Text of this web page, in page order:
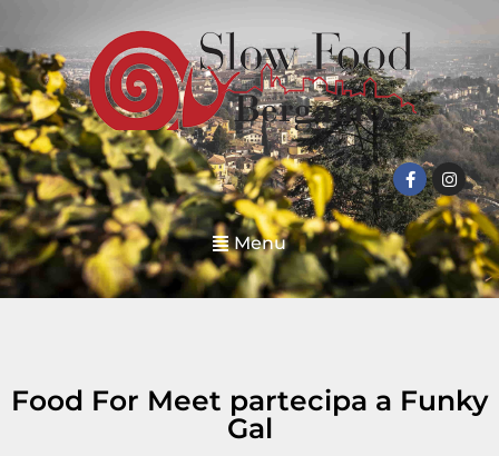
Menu
Food For Meet partecipa a Funky
Gal